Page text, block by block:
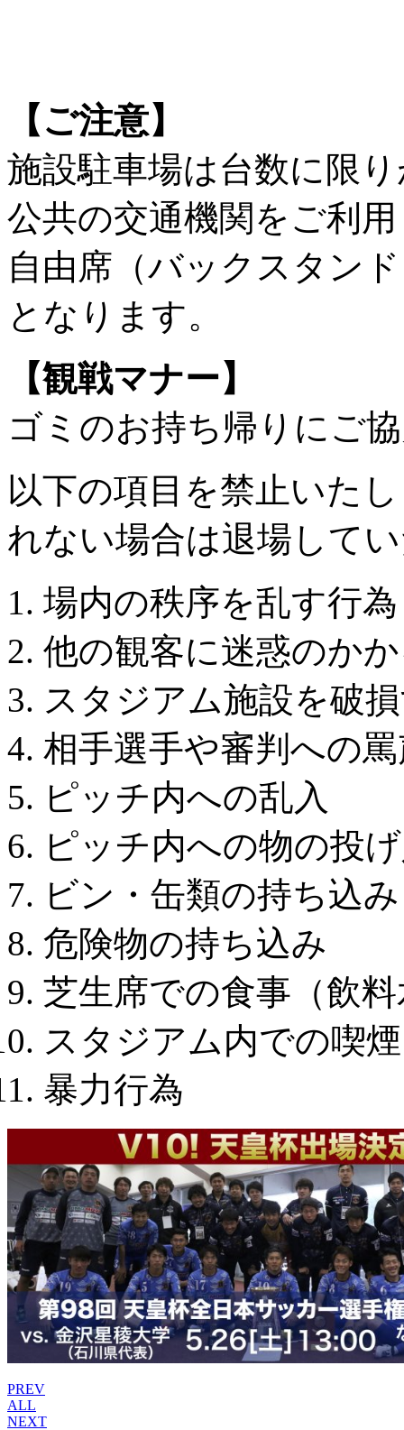
【ご注意】
施設駐車場は台数に限
公共の交通機関をご利
自由席（バックスタン
となります。
【観戦マナー】
ゴミのお持ち帰りにご
以下の項目を禁止いた
れない場合は退場して
場内の秩序を乱す行為
他の観客に迷惑のか
スタジアム施設を破
相手選手や審判への
ピッチ内への乱入
ピッチ内への物の投
ビン・缶類の持ち込み
危険物の持ち込み
芝生席での食事（飲
スタジアム内での喫煙
暴力行為
PREV
ALL
NEXT